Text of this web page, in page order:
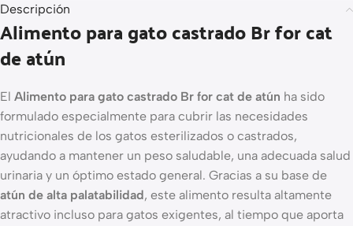
Descripción
Alimento para gato castrado Br for cat
de atún
El Alimento para gato castrado Br for cat de atún ha sido
formulado especialmente para cubrir las necesidades
nutricionales de los gatos esterilizados o castrados,
ayudando a mantener un peso saludable, una adecuada salud
urinaria y un óptimo estado general. Gracias a su base de
atún de alta palatabilidad, este alimento resulta altamente
atractivo incluso para gatos exigentes, al tiempo que aporta